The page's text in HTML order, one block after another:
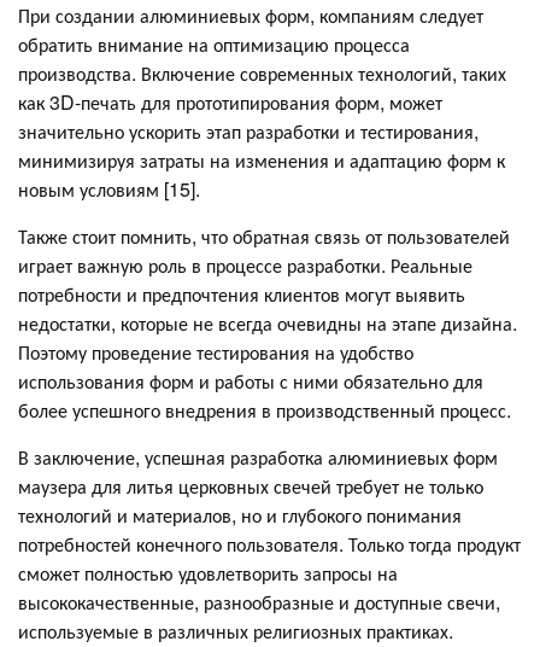
При создании алюминиевых форм, компаниям следует
обратить внимание на оптимизацию процесса
производства. Включение современных технологий, таких
как 3D-печать для прототипирования форм, может
значительно ускорить этап разработки и тестирования,
минимизируя затраты на изменения и адаптацию форм к
новым условиям [15].
Также стоит помнить, что обратная связь от пользователей
играет важную роль в процессе разработки. Реальные
потребности и предпочтения клиентов могут выявить
недостатки, которые не всегда очевидны на этапе дизайна.
Поэтому проведение тестирования на удобство
использования форм и работы с ними обязательно для
более успешного внедрения в производственный процесс.
В заключение, успешная разработка алюминиевых форм
маузера для литья церковных свечей требует не только
технологий и материалов, но и глубокого понимания
потребностей конечного пользователя. Только тогда продукт
сможет полностью удовлетворить запросы на
высококачественные, разнообразные и доступные свечи,
используемые в различных религиозных практиках.